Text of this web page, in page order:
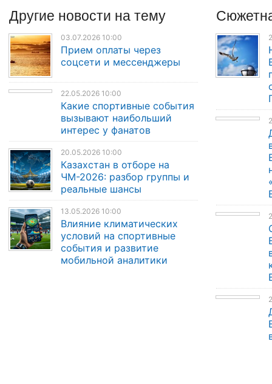
Другие новости на тему
03.07.2026 10:00
Прием оплаты через
соцсети и мессенджеры
22.05.2026 10:00
Какие спортивные события
вызывают наибольший
интерес у фанатов
20.05.2026 10:00
Казахстан в отборе на
ЧМ-2026: разбор группы и
реальные шансы
13.05.2026 10:00
Влияние климатических
условий на спортивные
события и развитие
мобильной аналитики